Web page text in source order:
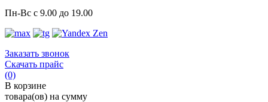
Пн-Вс с 9.00 до 19.00
Заказать звонок
Скачать прайс
(0)
В корзине
товара(ов) на сумму